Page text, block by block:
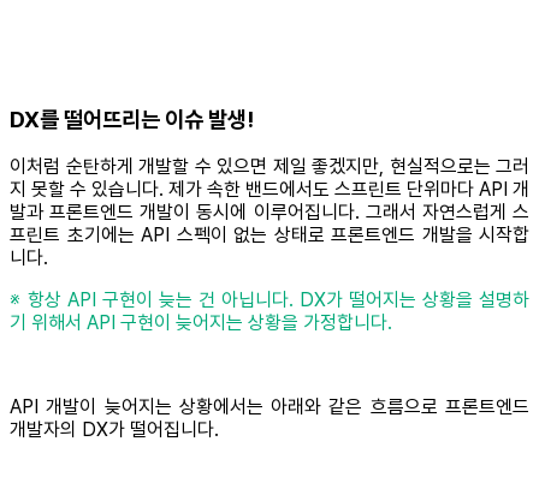
DX를 떨어뜨리는 이슈 발생!
이처럼 순탄하게 개발할 수 있으면 제일 좋겠지만, 현실적으로는 그러
지 못할 수 있습니다. 제가 속한 밴드에서도 스프린트 단위마다 API 개
발과 프론트엔드 개발이 동시에 이루어집니다. 그래서 자연스럽게 스
프린트 초기에는 API 스펙이 없는 상태로 프론트엔드 개발을 시작합
니다.
※ 항상 API 구현이 늦는 건 아닙니다. DX가 떨어지는 상황을 설명하
기 위해서 API 구현이 늦어지는 상황을 가정합니다.
API 개발이 늦어지는 상황에서는 아래와 같은 흐름으로 프론트엔드
개발자의 DX가 떨어집니다.